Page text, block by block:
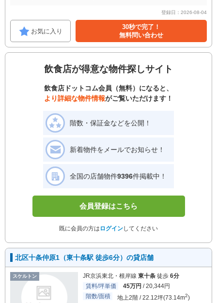
登録日：2026-08-04
お気に入り
30秒で完了！
無料問い合わせ
飲食店が得意な物件探しサイト
飲食店ドットコム会員（無料）になると、
より詳細な物件情報がご覧いただけます！
階数・保証金などを公開！
新着物件をメールでお知らせ！
全国の店舗物件9396件掲載中！
会員登録はこちら
既に会員の方は ログインしてください
北区十条仲原1（東十条駅 徒歩6分）の貸店舗
スケルトン JR京浜東北・根岸線 東十条 徒歩 6分
賃料/坪単価
45万円 / 20,344円
階数/面積
地上2階 / 22.12坪(73.14m2)